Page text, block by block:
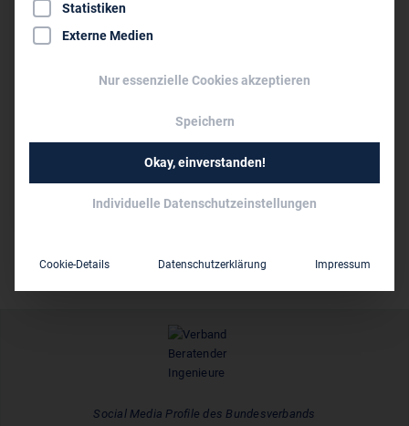
Niederlassungen des Unternehmens
Nickl Architekten Deutschland GmbH -
Niederlassung Berlin Berlin ›
Nickl Architekten Deutschland GmbH München
›
N & P Design Lab Architekten GmbH München
Social Media Profile des Bundesverbands
Statistiken
Externe Medien
Nur essenzielle Cookies akzeptieren
Speichern
Okay, einverstanden!
Individuelle Datenschutzeinstellungen
Cookie-Details Datenschutzerklärung Impressum